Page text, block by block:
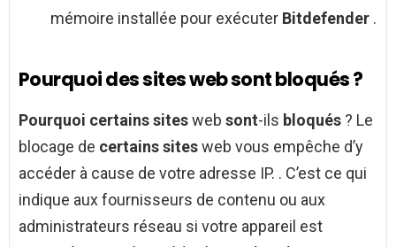
mémoire installée pour exécuter Bitdefender .
Pourquoi des sites web sont bloqués ?
Pourquoi certains sitesweb sont-ils bloqués ? Le
blocage de certains sitesweb vous empêche d’y
accéder à cause de votre adresse IP. . C’est ce qui
indique aux fournisseurs de contenu ou aux
administrateurs réseau si votre appareil est